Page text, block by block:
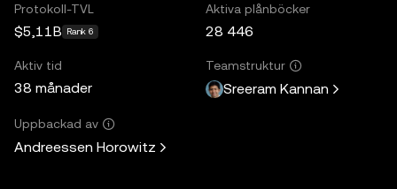
Protokoll-TVL
$5,11B Rank 6
Aktiva plånböcker
28 446
Aktiv tid
38 månader
Teamstruktur
Sreeram Kannan
Uppbackad av
Andreessen Horowitz